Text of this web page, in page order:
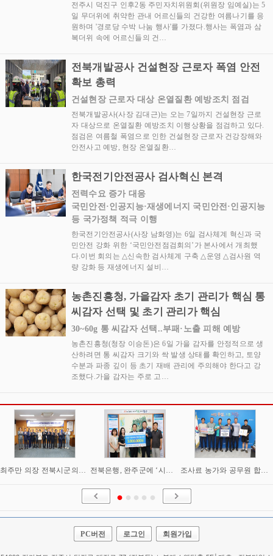
전주시 덕진구 인후2동 주민자치위원회(위원장 임예실)는 5
일 무더위에 취약한 관내 어르신들의 건강한 여름나기를 응
원하며 '경로당 수박 나눔 행사'를 가졌다.행사는 폭염과 삼
복더위 속에 어르신들의 건…
전북개발공사 건설현장 근로자 폭염 안전
확보 총력
건설현장 근로자 대상 온열질환 예방조치 점검
전북개발공사(사장 김대근)는 오는 7일까지 건설현장 근로
자 대상으로 온열질환 예방조치 이행상황을 점검하고 있다.
점검은 여름철 폭염으로 인한 건설현장 근로자 건강장해와
안전사고 예방, 현장 온열질환…
한국전기안전공사 검사혁신 본격
전력수요 증가 대응
국민안전·인공지능·재생에너지 국민안전·인공지능
등 국가정책 적극 이행
한국전기안전공사(사장 남화영)는 6일 검사체계 혁신과 국
민안전 강화 위한 ‘국민안전점검회의’가 본사에서 개최했
다.이번 회의는 △신속한 검사체계 구축 △운영 △검사원 역
량 강화 등 재생에너지 설비…
농촌진흥청, 가을감자 초기 관리가 핵심 통
씨감자 선택 및 초기 관리가 핵심
30~60g 통 씨감자 선택..부패·노출 피해 예방
농촌진흥청(청장 이승돈)은 6일 가을 감자를 안정적으로 생
산하려면 통 씨감자 크기와 싹 발생 상태를 확인하고, 토양
수분과 파종 깊이 등 초기 재배 관리에 주의해야 한다고 강
조했다.가을 감자는 주로 고…
최주만 의장 전북시군의회의장협의회 회장 추대 전북은행, 완주군에 ‘시원키트’ 60세트 기탁 조사료 농가와 공무원 합격자 ‘한마음’…정읍 인재 양성에 600만원
PC버전 로그인 회원가입